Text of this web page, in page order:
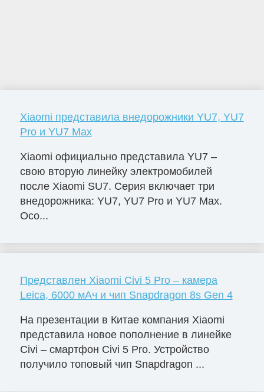
Xiaomi представила внедорожники YU7, YU7
Pro и YU7 Max
Xiaomi официально представила YU7 –
свою вторую линейку электромобилей
после Xiaomi SU7. Серия включает три
внедорожника: YU7, YU7 Pro и YU7 Max.
Осо...
Представлен Xiaomi Civi 5 Pro – камера
Leica, 6000 мАч и чип Snapdragon 8s Gen 4
На презентации в Китае компания Xiaomi
представила новое пополнение в линейке
Civi – смартфон Civi 5 Pro. Устройство
получило топовый чип Snapdragon ...